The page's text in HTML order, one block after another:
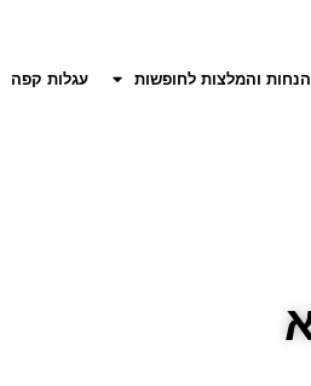
הנחות והמלצות לחופשות עגלות קפה